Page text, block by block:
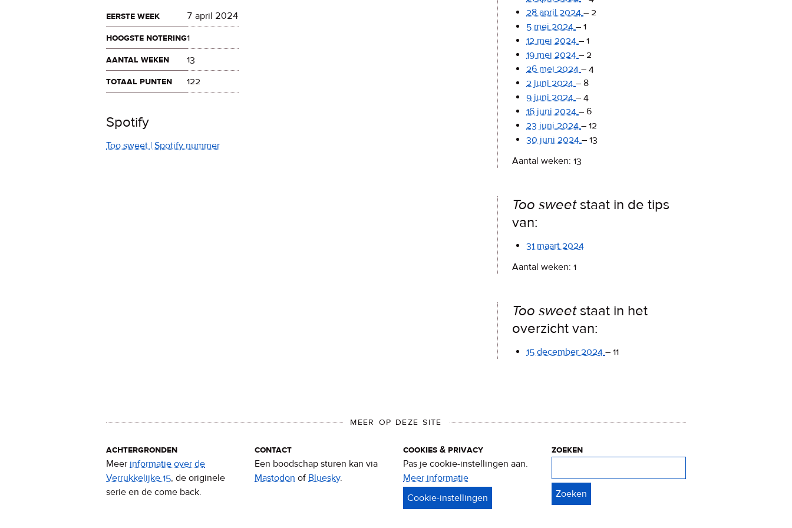
eerste week
7 april 2024
hoogste notering1
aantal weken
13
totaal punten
122
Spotify
Too sweet | Spotify nummer
28 april 2024 – 2
5 mei 2024 – 1
12 mei 2024 – 1
19 mei 2024 – 2
26 mei 2024 – 4
2 juni 2024 – 8
9 juni 2024 – 4
16 juni 2024 – 6
23 juni 2024 – 12
30 juni 2024 – 13
Aantal weken: 13
Too sweetstaat in de tips
van:
31 maart 2024
Aantal weken: 1
Too sweetstaat in het
overzicht van:
15 december 2024 – 11
MEER OP DEZE SITE
achtergronden
Meer informatie over de
Verrukkelijke 15, de originele
serie en de come back.
contact
Een boodschap sturen kan via
Mastodon ofBluesky.
cookies & privacy
Pas je cookie-instellingen aan.
Meer informatie
&
zoeken